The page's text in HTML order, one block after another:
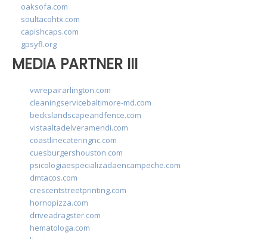
oaksofa.com
soultacohtx.com
capishcaps.com
gpsyfl.org
MEDIA PARTNER III
vwrepairarlington.com
cleaningservicebaltimore-md.com
beckslandscapeandfence.com
vistaaltadelveramendi.com
coastlinecateringnc.com
cuesburgershouston.com
psicologiaespecializadaencampeche.com
dmtacos.com
crescentstreetprinting.com
hornopizza.com
driveadragster.com
hematologa.com